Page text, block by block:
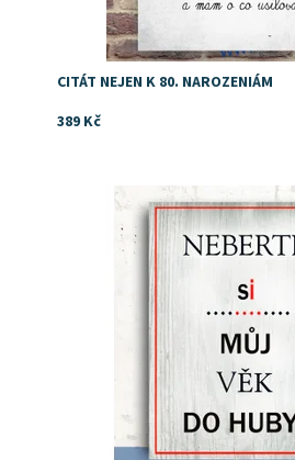
CITÁT NEJEN K 80. NAROZENIÁM
389 Kč
Dostupnost: Skladem